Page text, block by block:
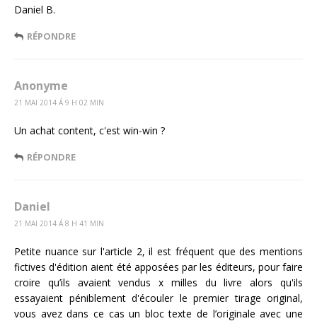
Daniel B.
RÉPONDRE
Anonyme
21 MAI 2014 Á 9 H 02 MIN
Un achat content, c'est win-win ?
RÉPONDRE
Daniel
21 MAI 2014 Á 8 H 41 MIN
Petite nuance sur l'article 2, il est fréquent que des mentions
fictives d'édition aient été apposées par les éditeurs, pour faire
croire qu’ils avaient vendus x milles du livre alors qu'ils
essayaient péniblement d'écouler le premier tirage original,
vous avez dans ce cas un bloc texte de l’originale avec une